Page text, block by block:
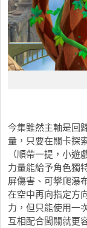
今集雖然主軸是回
量，只要在關卡探
（順帶一提，小
力量能給予角色獨
屏傷害、可攀爬瀑
在空中再向指定方
力，但只能使用一
互相配合闖關就更